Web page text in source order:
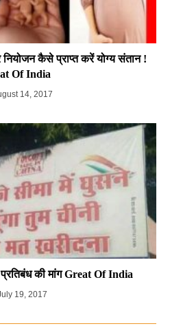
नियोजन कैसे प्राप्त करें योग्य संतान !
Of India
14, 2017
की मांग Great Of India
19, 2017